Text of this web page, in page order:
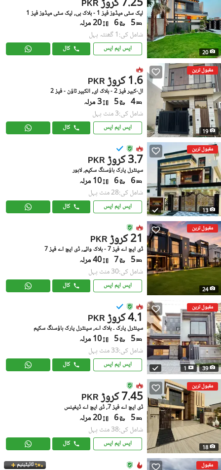
20
PKR 7.25 کروڑ
لیک سٹی میڈوز فیز 1 - بلاک بی, لیک سٹی میڈوز فیز 1
5
6 20 مرلہ
شامل کی:1 گھنٹہ پہل
ایس ایم ایس کال
مقبول ترین
19
PKR 1.6 کروڑ
ال-کبیر فیز 2 - بلاک ای, الکبیر ٹاؤن - فیز 2
4
5 3 مرلہ
شامل کی:3 منٹ پہل
ایس ایم ایس کال
مقبول ترین
13
PKR 3.7 کروڑ
سینٹرل پارک ہاؤسنگ سکیم, لاہور
6
6 10 مرلہ
شامل کی:28 منٹ پہل
ایس ایم ایس کال
مقبول ترین
24
PKR 21 کروڑ
ڈی ایچ اے فیز 7 - بلاک وائے, ڈی ایچ اے فیز 7
5
7 40 مرلہ
شامل کی:30 منٹ پہل
ایس ایم ایس کال
مقبول ترین
39
1
PKR 4.1 کروڑ
سینٹرل پارک ۔ بلاک اے, سینٹرل پارک ہاؤسنگ سکیم
5
5 10 مرلہ
شامل کی:33 منٹ پہل
ایس ایم ایس کال
مقبول ترین
18
PKR 7.45 کروڑ
ڈی ایچ اے فیز 7, ڈی ایچ اے ڈیفینس
5
6 20 مرلہ
شامل کی:38 منٹ پہل
ایس ایم ایس کال
مقبول ٹائیٹینیم